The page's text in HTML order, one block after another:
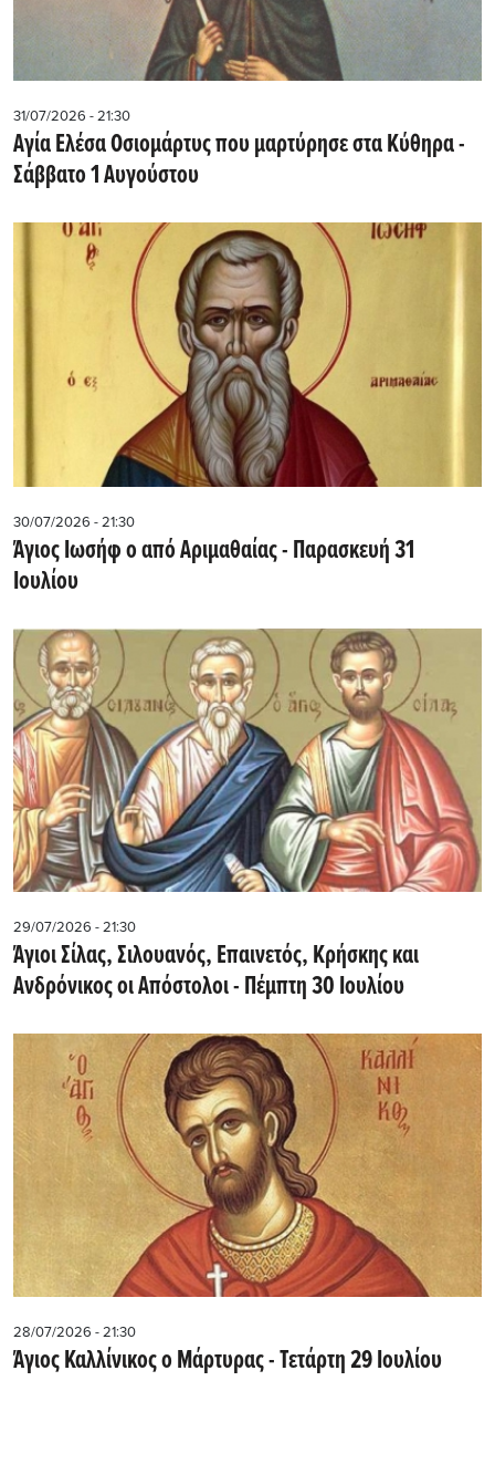
31/07/2026 - 21:30
Αγία Ελέσα Οσιομάρτυς που μαρτύρησε στα Κύθηρα -
Σάββατο 1 Αυγούστου
30/07/2026 - 21:30
Άγιος Ιωσήφ ο από Αριμαθαίας - Παρασκευή 31
Ιουλίου
29/07/2026 - 21:30
Άγιοι Σίλας, Σιλουανός, Επαινετός, Κρήσκης και
Ανδρόνικος οι Απόστολοι - Πέμπτη 30 Ιουλίου
28/07/2026 - 21:30
Άγιος Καλλίνικος ο Μάρτυρας - Τετάρτη 29 Ιουλίου